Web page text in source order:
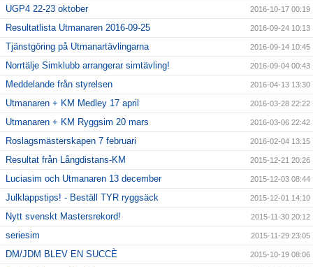
UGP4 22-23 oktober 2016-10-17 00:19
Resultatlista Utmanaren 2016-09-25 2016-09-24 10:13
Tjänstgöring på Utmanartävlingarna 2016-09-14 10:45
Norrtälje Simklubb arrangerar simtävling! 2016-09-04 00:43
Meddelande från styrelsen 2016-04-13 13:30
Utmanaren + KM Medley 17 april 2016-03-28 22:22
Utmanaren + KM Ryggsim 20 mars 2016-03-06 22:42
Roslagsmästerskapen 7 februari 2016-02-04 13:15
Resultat från Långdistans-KM 2015-12-21 20:26
Luciasim och Utmanaren 13 december 2015-12-03 08:44
Julklappstips! - Beställ TYR ryggsäck 2015-12-01 14:10
Nytt svenskt Mastersrekord! 2015-11-30 20:12
seriesim 2015-11-29 23:05
DM/JDM BLEV EN SUCCÈ 2015-10-19 08:06